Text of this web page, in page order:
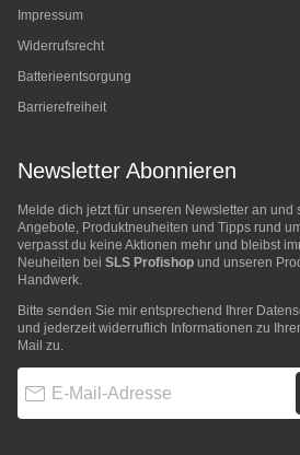
Impressum
Widerrufsrecht
Batterieentsorgung
Barrierefreiheit
Newsletter Abonnieren
Melde dich jetzt für unseren Newsletter an und
Angebote, Produktneuheiten und Tipps rund
verpasst du keine Aktionen mehr und bleibst
Neuheiten bei SLS Profishop und unseren
Handwerk.
Bitte senden Sie mir entsprechend Ihrer
und jederzeit widerruflich Informationen zu
Mail zu.